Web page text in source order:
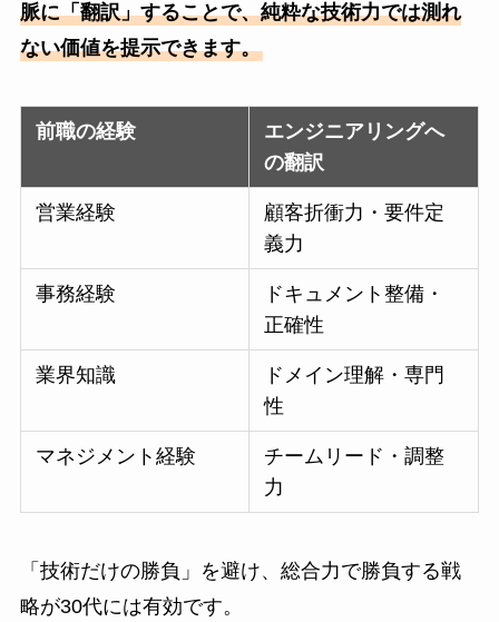
脈に「翻訳」することで、純粋な技術力では測れ
ない価値を提示できます。
前職の経験
エンジニアリングへ
の翻訳
営業経験
顧客折衝力・要件定
義力
事務経験
ドキュメント整備・
正確性
業界知識
ドメイン理解・専門
性
マネジメント経験
チームリード・調整
力
「技術だけの勝負」を避け、総合力で勝負する戦
略が30代には有効です。